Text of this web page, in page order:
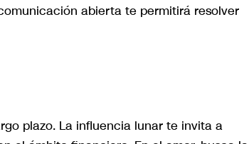
abierta te permitirá resolver
plazo. La influencia lunar te invita a